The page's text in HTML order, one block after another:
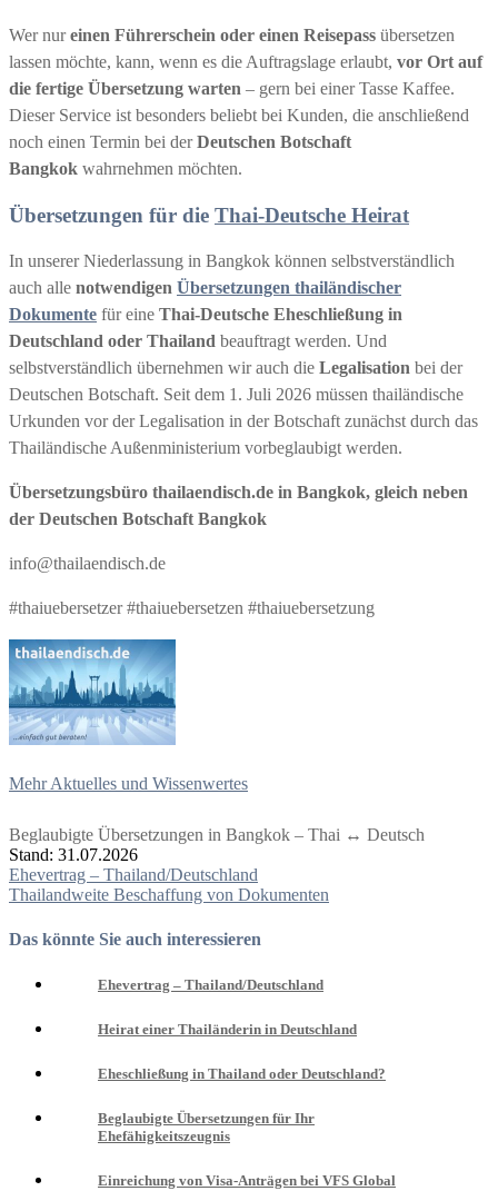
Wer nureinen Führerschein oder einen Reisepass übersetzen
lassen möchte, kann, wenn es die Auftragslage erlaubt, vor Ort auf
die fertige Übersetzung warten – gern bei einer Tasse Kaffee.
Dieser Service ist besonders beliebt bei Kunden, die anschließend
noch einen Termin bei derDeutschen Botschaft
Bangkok wahrnehmen möchten.
Übersetzungen für die Thai-Deutsche Heirat
In unserer Niederlassung in Bangkok können selbstverständlich
auch alle notwendigen Übersetzungen thailändischer
Dokumente für eine Thai-Deutsche Eheschließung in
Deutschland oder Thailand beauftragt werden. Und
selbstverständlich übernehmen wir auch die Legalisation bei der
Deutschen Botschaft. Seit dem 1. Juli 2026 müssen thailändische
Urkunden vor der Legalisation in der Botschaft zunächst durch das
Thailändische Außenministerium vorbeglaubigt werden.
Übersetzungsbüro thailaendisch.de in Bangkok, gleich neben
der Deutschen Botschaft Bangkok
info@thailaendisch.de
#thaiuebersetzer #thaiuebersetzen #thaiuebersetzung
Mehr Aktuelles und Wissenwertes
Beglaubigte Übersetzungen in Bangkok – Thai ↔ Deutsch
Stand: 31.07.2026
Beitragsnavigation
Ehevertrag – Thailand/Deutschland
Thailandweite Beschaffung von Dokumenten
Das könnte Sie auch interessieren
Ehevertrag – Thailand/Deutschland
Heirat einer Thailänderin in Deutschland
Eheschließung in Thailand oder Deutschland?
Beglaubigte Übersetzungen für Ihr
Ehefähigkeitszeugnis
Einreichung von Visa-Anträgen bei VFS Global